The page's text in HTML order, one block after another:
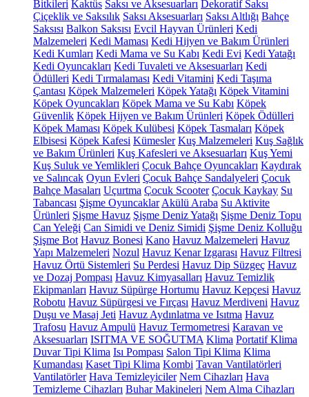
Bitkileri Kaktüs Saksı ve Aksesuarları Dekoratif Saksı
Çiçeklik ve Saksılık Saksı Aksesuarları Saksı Altlığı Bahçe
Saksısı Balkon Saksısı Evcil Hayvan Ürünleri Kedi
Malzemeleri Kedi Maması Kedi Hijyen ve Bakım Ürünleri
Kedi Kumları Kedi Mama ve Su Kabı Kedi Evi Kedi Yatağı
Kedi Oyuncakları Kedi Tuvaleti ve Aksesuarları Kedi
Ödülleri Kedi Tırmalaması Kedi Vitamini Kedi Taşıma
Çantası Köpek Malzemeleri Köpek Yatağı Köpek Vitamini
Köpek Oyuncakları Köpek Mama ve Su Kabı Köpek
Güvenlik Köpek Hijyen ve Bakım Ürünleri Köpek Ödülleri
Köpek Maması Köpek Kulübesi Köpek Tasmaları Köpek
Elbisesi Köpek Kafesi Kümesler Kuş Malzemeleri Kuş Sağlık
ve Bakım Ürünleri Kuş Kafesleri ve Aksesuarları Kuş Yemi
Kuş Suluk ve Yemlikleri Çocuk Bahçe Oyuncakları Kaydırak
ve Salıncak Oyun Evleri Çocuk Bahçe Sandalyeleri Çocuk
Bahçe Masaları Uçurtma Çocuk Scooter Çocuk Kaykay Su
Tabancası Şişme Oyuncaklar Akülü Araba Su Aktivite
Ürünleri Şişme Havuz Şişme Deniz Yatağı Şişme Deniz Topu
Can Yeleği Can Simidi ve Deniz Simidi Şişme Deniz Kolluğu
Şişme Bot Havuz Bonesi Kano Havuz Malzemeleri Havuz
Yapı Malzemeleri Nozul Havuz Kenar Izgarası Havuz Filtresi
Havuz Örtü Sistemleri Su Perdesi Havuz Dip Süzgeç Havuz
ve Dozaj Pompası Havuz Kimyasalları Havuz Temizlik
Ekipmanları Havuz Süpürge Hortumu Havuz Kepçesi Havuz
Robotu Havuz Süpürgesi ve Fırçası Havuz Merdiveni Havuz
Duşu ve Masaj Jeti Havuz Aydınlatma ve Isıtma Havuz
Trafosu Havuz Ampulü Havuz Termometresi Karavan ve
Aksesuarları ISITMA VE SOĞUTMA Klima Portatif Klima
Duvar Tipi Klima Isı Pompası Salon Tipi Klima Klima
Kumandası Kaset Tipi Klima Kombi Tavan Vantilatörleri
Vantilatörler Hava Temizleyiciler Nem Cihazları Hava
Temizleme Cihazları Buhar Makineleri Nem Alma Cihazları